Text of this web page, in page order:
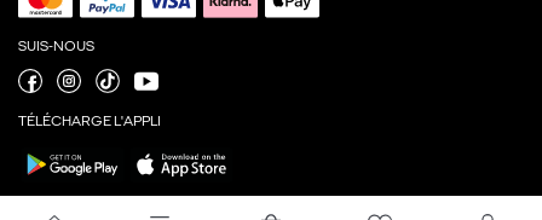
SUIS-NOUS
TÉLÉCHARGE L'APPLI